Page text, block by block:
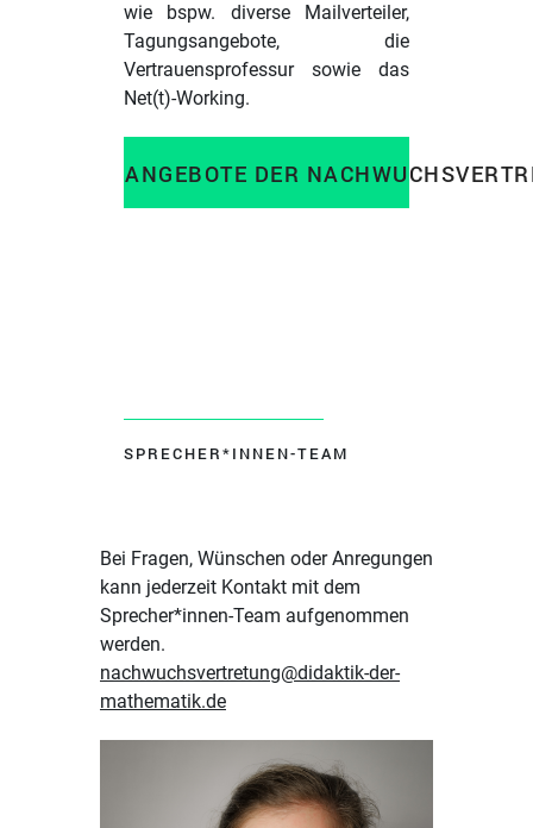
wie bspw. diverse Mailverteiler,
Tagungsangebote, die
Vertrauensprofessur sowie das
Net(t)-Working.
ANGEBOTE DER
SPRECHER*INNEN-TEAM
Bei Fragen, Wünschen oder Anregungen
kann jederzeit Kontakt mit dem
Sprecher*innen-Team aufgenommen
werden.
nachwuchsvertretung@didaktik-der-
mathematik.de